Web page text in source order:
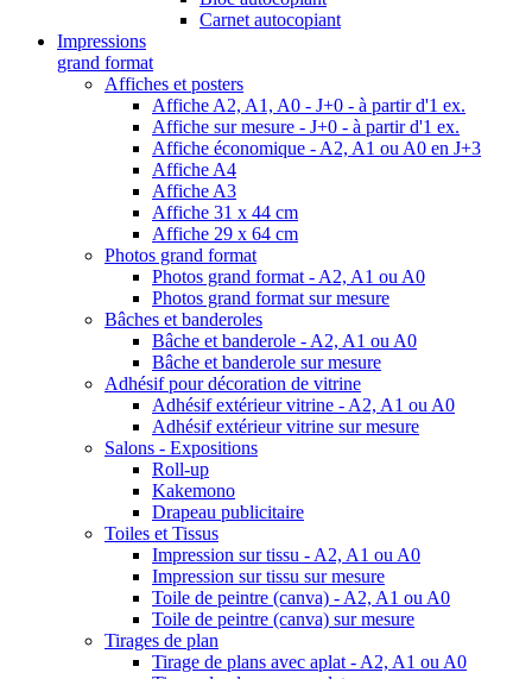
Carnet autocopiant
Impressions
grand format
Affiches et posters
Affiche A2, A1, A0 - J+0 - à partir d'1 ex.
Affiche sur mesure - J+0 - à partir d'1 ex.
Affiche économique - A2, A1 ou A0 en J+3
Affiche A4
Affiche A3
Affiche 31 x 44 cm
Affiche 29 x 64 cm
Photos grand format
Photos grand format - A2, A1 ou A0
Photos grand format sur mesure
Bâches et banderoles
Bâche et banderole - A2, A1 ou A0
Bâche et banderole sur mesure
Adhésif pour décoration de vitrine
Adhésif extérieur vitrine - A2, A1 ou A0
Adhésif extérieur vitrine sur mesure
Salons - Expositions
Roll-up
Kakemono
Drapeau publicitaire
Toiles et Tissus
Impression sur tissu - A2, A1 ou A0
Impression sur tissu sur mesure
Toile de peintre (canva) - A2, A1 ou A0
Toile de peintre (canva) sur mesure
Tirages de plan
Tirage de plans avec aplat - A2, A1 ou A0